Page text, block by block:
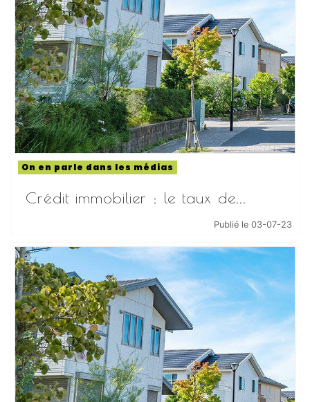
On en parle dans les médias
Crédit immobilier : le taux de...
Publié le 03-07-23